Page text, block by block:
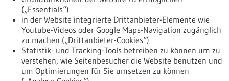
Nach oben
(„Essentials“)
in der Website integrierte Drittanbieter-Elemente wie
Youtube-Videos oder Google Maps-Navigation zugänglich
zu machen („Drittanbieter-Cookies“)
Statistik- und Tracking-Tools betreiben zu können um zu
verstehen, wie Seitenbesucher die Website benutzen und
um Optimierungen für Sie umsetzen zu können